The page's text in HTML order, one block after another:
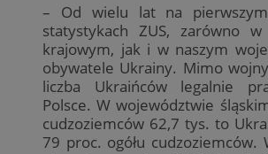
– Od wielu lat na
statystykach ZUS, zarówno w
krajowym, jak i w naszym
obywatele Ukrainy. Mimo
liczba Ukraińców legalnie
Polsce. W województwie
cudzoziemców 62,7 tys. to
79 proc. ogółu cudzoziemców.